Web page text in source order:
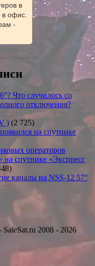
в
в офис.
-
Что случилось со
отключения?
) (2 725)
на спутнике
операторов
спутнике «Экспресс
каналы на NSS-12 57°
2008 - 2026